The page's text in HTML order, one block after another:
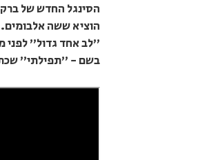
הוציא ששה אלבומים.
"לב אחד גדול" לפני
בשם - "תפילתי" שכתב